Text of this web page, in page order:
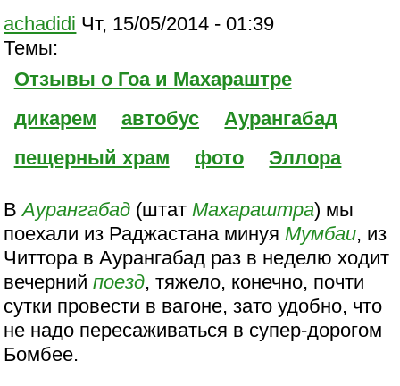
achadidi Чт, 15/05/2014 - 01:39
Темы:
Отзывы о Гоа и Махараштре
дикарем
автобус
Аурангабад
пещерный храм
фото Эллора
ВАурангабад (штат Махараштра) мы
поехали из Раджастана минуя Мумбаи, из
Читтора в Аурангабад раз в неделю ходит
вечернийпоезд, тяжело, конечно, почти
сутки провести в вагоне, зато удобно, что
не надо пересаживаться в супер-дорогом
Бомбее.